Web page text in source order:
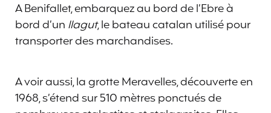
A Benifallet, embarquez au bord de l’Ebre à
bord d’un llagut, le bateau catalan utilisé pour
transporter des marchandises.
A voir aussi, la grotte Meravelles, découverte en
1968, s’étend sur 510 mètres ponctués de